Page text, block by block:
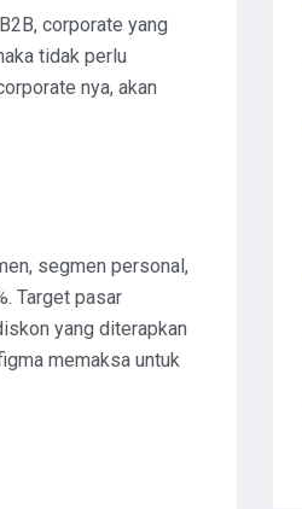
corporate yang
tidak perlu
nya, akan
segmen personal,
Target pasar
yang diterapkan
memaksa untuk